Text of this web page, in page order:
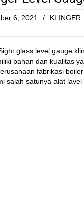
6, 2021 /
KLINGER
glass level gauge
bahan dan kualitas
fabrikasi
salah satunya alat